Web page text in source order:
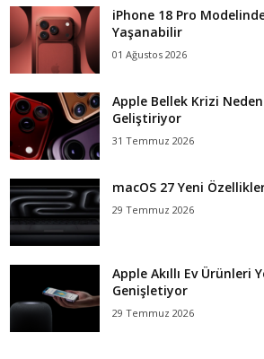
iPhone 18 Pro
Yaşanabilir
01 Ağustos 2026
Apple Bellek Krizi
Geliştiriyor
31 Temmuz 2026
macOS 27 Yeni
29 Temmuz 2026
Apple Akıllı Ev Ürünleri
Genişletiyor
29 Temmuz 2026